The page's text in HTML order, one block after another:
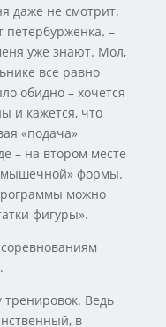
даже не смотрит.
петербурженка. –
уже знают. Мол,
все равно
обидно – хочется
и кажется, что
«подача»
– на втором месте
формы.
можно
фигуры».
тренировок. Ведь
в